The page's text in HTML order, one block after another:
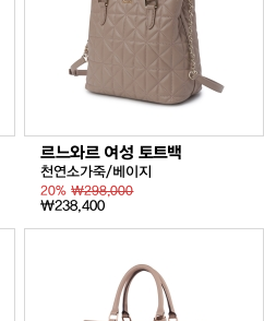
르느와르 여성 토트백
천연소가죽/베이지
20%₩298,000
₩238,400